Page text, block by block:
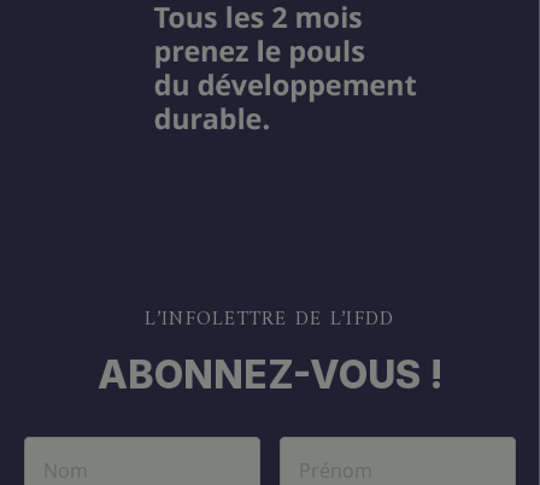
L’INFOLETTRE DE L’IFDD
ABONNEZ-VOUS !